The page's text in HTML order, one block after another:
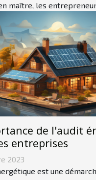
maître, les
de l'audit
entreprises
2023
est une